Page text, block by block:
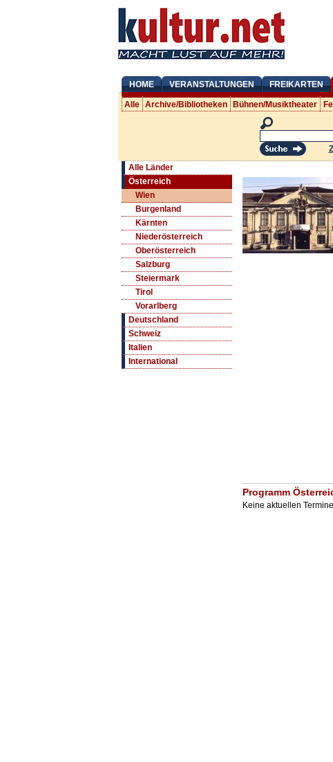
HOME VERANSTALTUNGEN FREIKARTEN
Alle Archive/Bibliotheken Bühnen/Musiktheater
Alle Länder
Österreich
Wien
Burgenland
Kärnten
Niederösterreich
Oberösterreich
Salzburg
Steiermark
Tirol
Vorarlberg
Deutschland
Schweiz
Italien
International
Programm
Keine aktuellen